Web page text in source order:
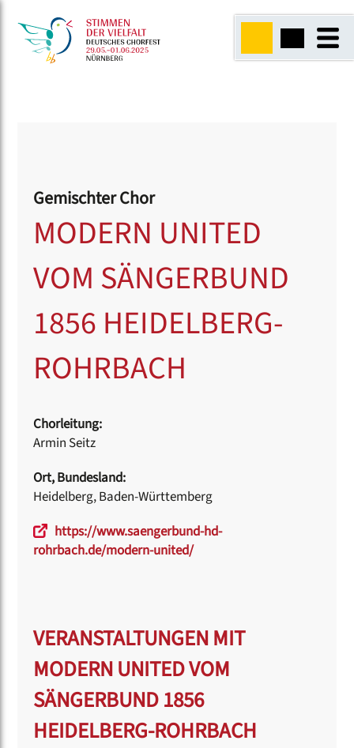
Gemischter Chor
MODERN UNITED
VOM SÄNGERBUND
1856 HEIDELBERG-
ROHRBACH
Chorleitung:
Armin Seitz
Ort, Bundesland:
Heidelberg, Baden-Württemberg
https://www.saengerbund-hd-
rohrbach.de/modern-united/
VERANSTALTUNGEN MIT
MODERN UNITED VOM
SÄNGERBUND 1856
HEIDELBERG-ROHRBACH